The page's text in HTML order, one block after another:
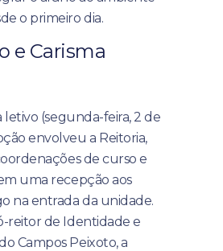
o primeiro dia.
e Carisma
letivo (segunda-feira, 2 de
envolveu a Reitoria,
de curso e
uma recepção aos
na entrada da unidade.
reitor de Identidade e
Campos Peixoto, a